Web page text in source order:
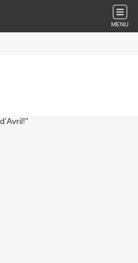
MENU